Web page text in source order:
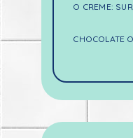
O CREME:
CHOCOLATE